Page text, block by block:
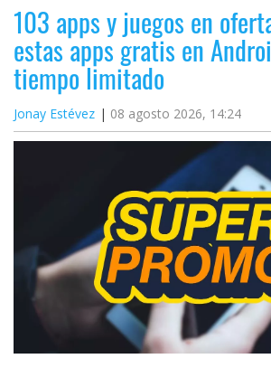
103 apps y juegos en
estas apps gratis en
tiempo limitado
Jonay Estévez 08 agosto 2026, 14:24